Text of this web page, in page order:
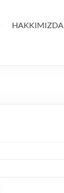
HAKKIMIZDA